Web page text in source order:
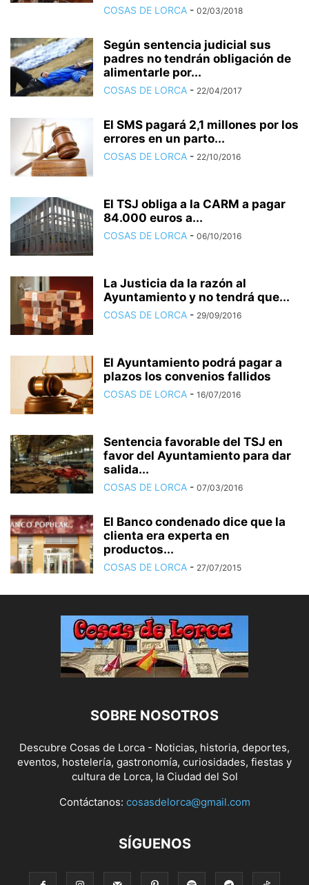
COSAS DE LORCA - 02/03/2018
Según sentencia judicial sus
padres no tendrán obligación de
alimentarle por...
COSAS DE LORCA - 22/04/2017
El SMS pagará 2,1 millones por los
errores en un parto...
COSAS DE LORCA - 22/10/2016
El TSJ obliga a la CARM a pagar
84.000 euros a...
COSAS DE LORCA - 06/10/2016
La Justicia da la razón al
Ayuntamiento y no tendrá que...
COSAS DE LORCA - 29/09/2016
El Ayuntamiento podrá pagar a
plazos los convenios fallidos
COSAS DE LORCA - 16/07/2016
Sentencia favorable del TSJ en
favor del Ayuntamiento para dar
salida...
COSAS DE LORCA - 07/03/2016
El Banco condenado dice que la
clienta era experta en
productos...
COSAS DE LORCA - 27/07/2015
SOBRE NOSOTROS
Descubre Cosas de Lorca - Noticias, historia, deportes,
eventos, hostelería, gastronomía, curiosidades, fiestas y
cultura de Lorca, la Ciudad del Sol
Contáctanos: cosasdelorca@gmail.com
SÍGUENOS